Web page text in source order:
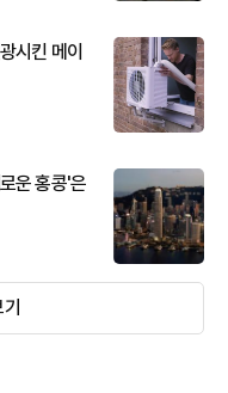
시킨 메이
운 홍콩'은